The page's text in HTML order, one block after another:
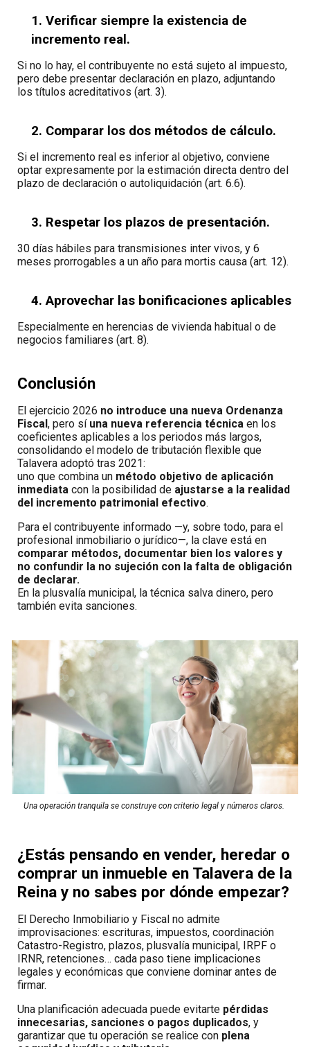
1. Verificar siempre la existencia de
incremento real.
Si no lo hay, el contribuyente no está sujeto al impuesto,
pero debe presentar declaración en plazo, adjuntando
los títulos acreditativos (art. 3).
2. Comparar los dos métodos de cálculo.
Si el incremento real es inferior al objetivo, conviene
optar expresamente por la estimación directa dentro del
plazo de declaración o autoliquidación (art. 6.6).
3. Respetar los plazos de presentación.
30 días hábiles para transmisiones inter vivos, y 6
meses prorrogables a un año para mortis causa (art. 12).
4. Aprovechar las bonificaciones aplicables
Especialmente en herencias de vivienda habitual o de
negocios familiares (art. 8).
Conclusión
El ejercicio 2026 no introduce una nueva Ordenanza
Fiscal, pero sí una nueva referencia técnica en los
coeficientes aplicables a los periodos más largos,
consolidando el modelo de tributación flexible que
Talavera adoptó tras 2021:
uno que combina un método objetivo de aplicación
inmediata con la posibilidad de ajustarse a la realidad
del incremento patrimonial efectivo.
Para el contribuyente informado —y, sobre todo, para el
profesional inmobiliario o jurídico—, la clave está en
comparar métodos, documentar bien los valores y
no confundir la no sujeción con la falta de obligación
de declarar.
En la plusvalía municipal, la técnica salva dinero, pero
también evita sanciones.
Una operación tranquila se construye con criterio legal y números claros.
¿Estás pensando envender, heredar o
comprar un inmueble en Talavera de la
Reinay no sabes por dónde empezar?
El Derecho Inmobiliario y Fiscal no admite
improvisaciones: escrituras, impuestos, coordinación
Catastro-Registro, plazos, plusvalía municipal, IRPF o
IRNR, retenciones… cada paso tiene implicaciones
legales y económicas que conviene dominar antes de
firmar.
Una planificación adecuada puede evitarte pérdidas
innecesarias, sanciones o pagos duplicados, y
garantizar que tu operación se realice con plena